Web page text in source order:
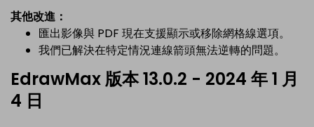
其他改進：
匯出影像與 PDF 現在支援顯示或移除網格線選項。
我們已解決在特定情況連線箭頭無法逆轉的問題。
EdrawMax 版本 13.0.2 - 2024 年 1 月
4 日